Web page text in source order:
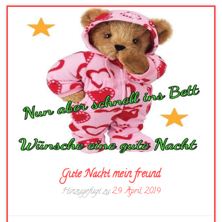
Gute Nacht mein freund
Hinzugefügt zu29. April 2019